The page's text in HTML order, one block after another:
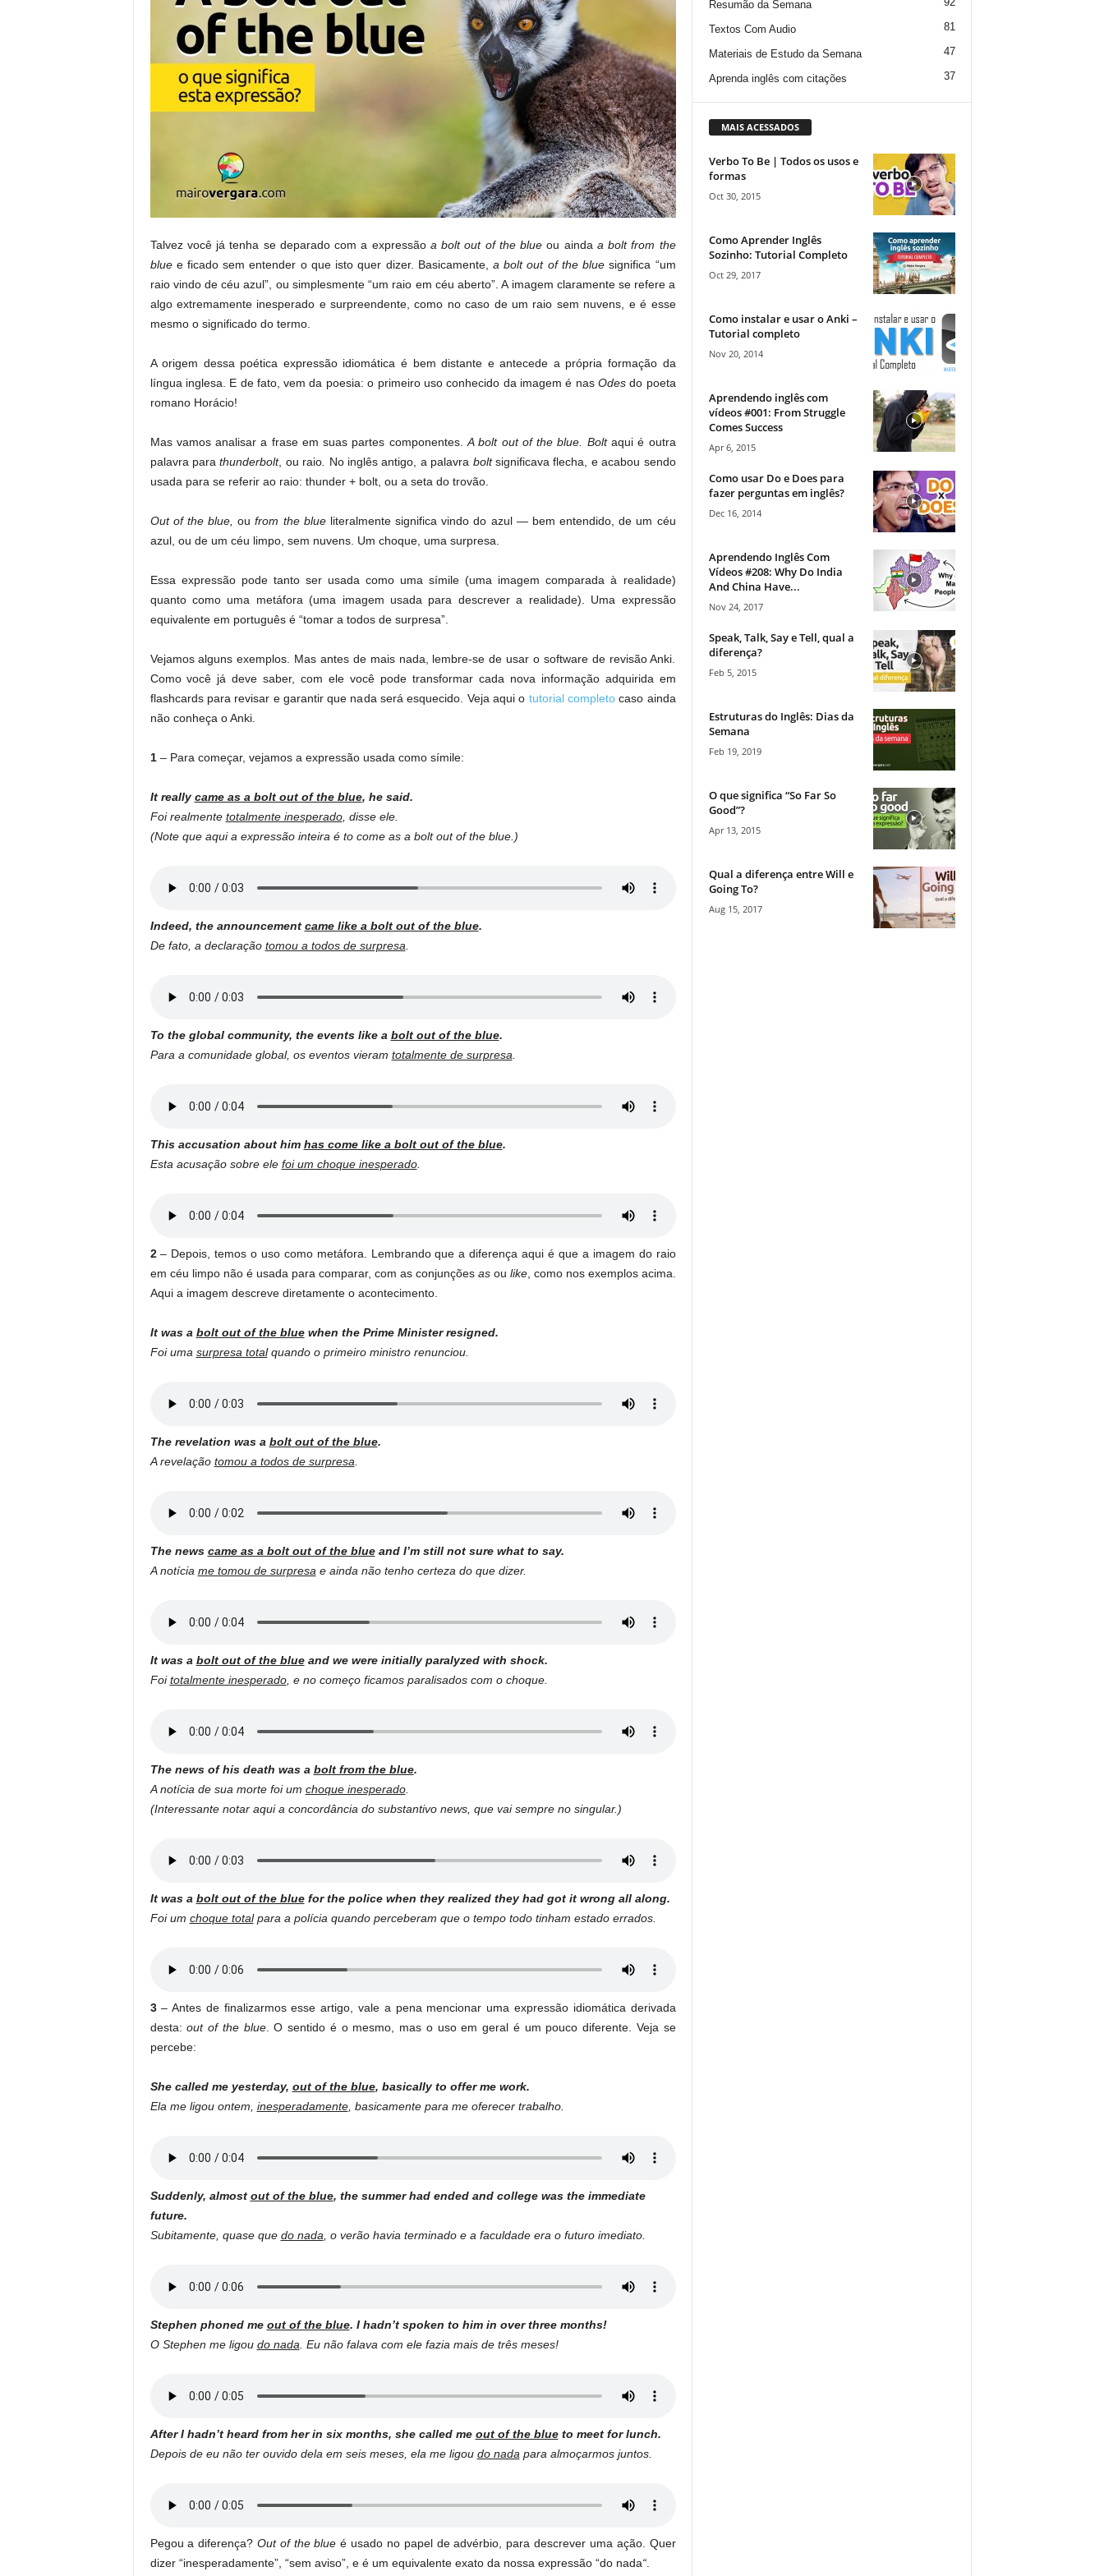
Talvez você já tenha se deparado com a expressão a bolt out of the blue ou ainda a bolt from the
bluee ficado sem entender o que isto quer dizer. Basicamente, a bolt out of the blue significa “um
raio vindo de céu azul”, ou simplesmente “um raio em céu aberto”. A imagem claramente se refere a
algo extremamente inesperado e surpreendente, como no caso de um raio sem nuvens, e é esse
mesmo o significado do termo.
A origem dessa poética expressão idiomática é bem distante e antecede a própria formação da
língua inglesa. E de fato, vem da poesia: o primeiro uso conhecido da imagem é nas Odesdo poeta
romano Horácio!
Mas vamos analisar a frase em suas partes componentes. A bolt out of the blue. Boltaqui é outra
palavra parathunderbolt, ou raio No inglês antigo, a palavra boltsignificava flecha, e acabou sendo
usada para se referir ao raio: thunder + bolt, ou a seta do trovão.
Out of the blue, oufrom the blueliteralmente significa vindo do azul — bem entendido, de um céu
azul, ou de um céu limpo, sem nuvens. Um choque, uma surpresa.
Essa expressão pode tanto ser usada como uma símile (uma imagem comparada à realidade)
quanto como uma metáfora (uma imagem usada para descrever a realidade). Uma expressão
equivalente em português é “tomar a todos de surpresa”.
Vejamos alguns exemplos. Mas antes de mais nada, lembre-se de usar o software de revisão Anki.
Como você já deve saber, com ele você pode transformar cada nova informação adquirida em
flashcards para revisar e garantir que nada será esquecido. Veja aqui o tutorial completocaso ainda
não conheça o Anki.
1– Para começar, vejamos a expressão usada como símile:
It really came as a bolt out of the blue, he said.
Foi realmente totalmente inesperado, disse ele.
(Note que aqui a expressão inteira é to come as a bolt out of the blue.)
Indeed, the announcement came like a bolt out of the blue.
De fato, a declaração tomou a todos de surpresa
To the global community, the events like a bolt out of the blue.
Para a comunidade global, os eventos vieram totalmente de surpresa
This accusation about him has come like a bolt out of the blue.
Esta acusação sobre ele foi um choque inesperado.
2– Depois, temos o uso como metáfora. Lembrando que a diferença aqui é que a imagem do raio
em céu limpo não é usada para comparar, com as conjunções as ou like, como nos exemplos acima.
Aqui a imagem descreve diretamente o acontecimento.
It was a bolt out of the bluewhen the Prime Minister resigned.
Foi uma surpresa totalquando o primeiro ministro renunciou.
The revelation was a bolt out of the blue.
A revelação tomou a todos de surpresa
The news came as a bolt out of the blueand I’m still not sure what to say.
A notícia me tomou de surpresa e ainda não tenho certeza do que dizer.
It was a bolt out of the blueand we were initially paralyzed with shock.
Foitotalmente inesperado, e no começo ficamos paralisados com o choque.
The news of his death was a bolt from the blue.
A notícia de sua morte foi um choque inesperado.
(Interessante notar aqui a concordância do substantivo news, que vai sempre no singular.)
It was a bolt out of the bluefor the police when they realized they had got it wrong all along.
Foi um choque totalpara a polícia quando perceberam que o tempo todo tinham estado errados.
3– Antes de finalizarmos esse artigo, vale a pena mencionar uma expressão idiomática derivada
desta:out of the blue. O sentido é o mesmo, mas o uso em geral é um pouco diferente. Veja se
percebe:
She called me yesterday, out of the blue, basically to offer me work.
Ela me ligou ontem, inesperadamente, basicamente para me oferecer trabalho.
Suddenly, almost out of the blue, the summer had ended and college was the immediate
future.
Subitamente, quase que do nada , o verão havia terminado e a faculdade era o futuro imediato.
Stephen phoned me out of the blue. I hadn’t spoken to him in over three months!
O Stephen me ligou do nada . Eu não falava com ele fazia mais de três meses!
After I hadn’t heard from her in six months, she called me out of the blueto meet for lunch.
Depois de eu não ter ouvido dela em seis meses, ela me ligou do nada para almoçarmos juntos.
Pegou a diferença? Out of the blue é usado no papel de advérbio, para descrever uma ação. Quer
dizer “inesperadamente”, “sem aviso”, e é um equivalente exato da nossa expressão “do nada“.
Resumão da Semana
Textos Com Audio 81
Materiais de Estudo da Semana 47
Aprenda inglês com citações 37
MAIS ACESSADOS
Verbo To Be | Todos os usos e
formas
Oct 30, 2015
Como Aprender Inglês
Sozinho: Tutorial Completo
Oct 29, 2017
Como instalar e usar o Anki –
Tutorial completo
Nov 20, 2014
Aprendendo inglês com
vídeos #001: From Struggle
Comes Success
Apr 6, 2015
Como usar Do e Does para
fazer perguntas em inglês?
Dec 16, 2014
Aprendendo Inglês Com
Vídeos #208: Why Do India
And China Have...
Nov 24, 2017
Speak, Talk, Say e Tell, qual a
diferença?
Feb 5, 2015
Estruturas do Inglês: Dias da
Semana
Feb 19, 2019
O que significa “So Far So
Good”?
Apr 13, 2015
Qual a diferença entre Will e
Going To?
Aug 15, 2017